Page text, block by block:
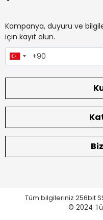
Kampanya, duyuru ve
için kayıt olun.
Tüm bilgileriniz 256bit
© 2024